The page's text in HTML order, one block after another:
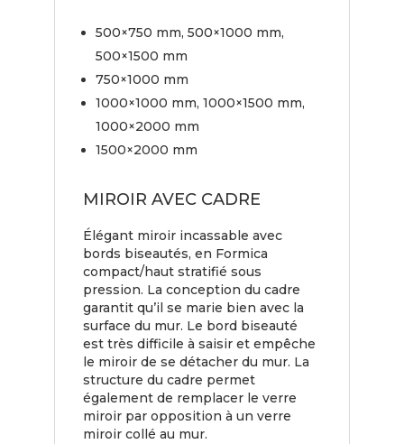
500×750 mm, 500×1000 mm,
500×1500 mm
750×1000 mm
1000×1000 mm, 1000×1500 mm,
1000×2000 mm
1500×2000 mm
MIROIR AVEC CADRE
Élégant miroir incassable avec
bords biseautés, en Formica
compact/haut stratifié sous
pression. La conception du cadre
garantit qu’il se marie bien avec la
surface du mur. Le bord biseauté
est très difficile à saisir et empêche
le miroir de se détacher du mur. La
structure du cadre permet
également de remplacer le verre
miroir par opposition à un verre
miroir collé au mur.